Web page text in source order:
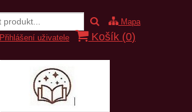
Mapa
Přihlášení uživatele Košík (0)